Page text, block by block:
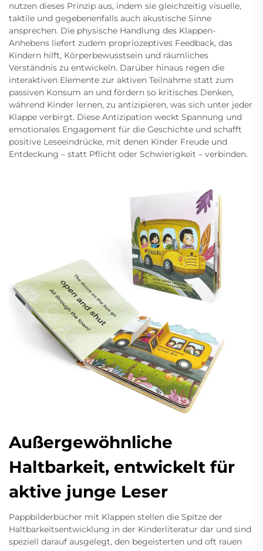
nutzen dieses Prinzip aus, indem sie gleichzeitig visuelle,
taktile und gegebenenfalls auch akustische Sinne
ansprechen. Die physische Handlung des Klappen-
Anhebens liefert zudem propriozeptives Feedback, das
Kindern hilft, Körperbewusstsein und räumliches
Verständnis zu entwickeln. Darüber hinaus regen die
interaktiven Elemente zur aktiven Teilnahme statt zum
passiven Konsum an und fördern so kritisches Denken,
während Kinder lernen, zu antizipieren, was sich unter jeder
Klappe verbirgt. Diese Antizipation weckt Spannung und
emotionales Engagement für die Geschichte und schafft
positive Leseeindrücke, mit denen Kinder Freude und
Entdeckung – statt Pflicht oder Schwierigkeit – verbinden.
Außergewöhnliche
Haltbarkeit, entwickelt für
aktive junge Leser
Pappbilderbücher mit Klappen stellen die Spitze der
Haltbarkeitsentwicklung in der Kinderliteratur dar und sind
speziell darauf ausgelegt, den begeisterten und oft rauen